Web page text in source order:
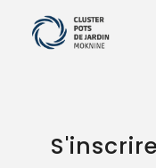
S'inscrire